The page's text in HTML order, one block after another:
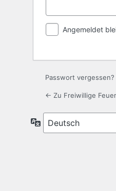
Angemeldet
Passwort vergessen?
← Zu Freiwillige
Sprache